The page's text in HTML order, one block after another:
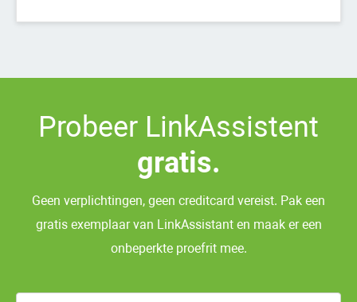
Probeer LinkAssistent
gratis.
Geen verplichtingen, geen creditcard vereist. Pak een
gratis exemplaar van LinkAssistant en maak er een
onbeperkte proefrit mee.